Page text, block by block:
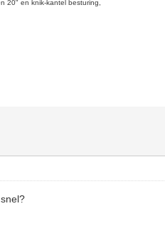
20" en knik-kantel besturing,